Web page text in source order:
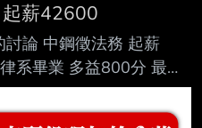
薪42600
論 中鋼徵法務 起薪
系畢業 多益800分 最好
就是 被罵薪資太低了 不